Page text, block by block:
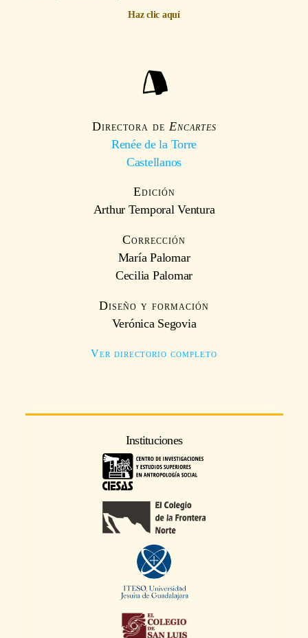
Haz clic aquí
Directora de Encartes
Renée de la Torre
Castellanos
Edición
Arthur Temporal Ventura
Corrección
María Palomar
Cecilia Palomar
Diseño y formación
Verónica Segovia
Ver directorio completo
Instituciones